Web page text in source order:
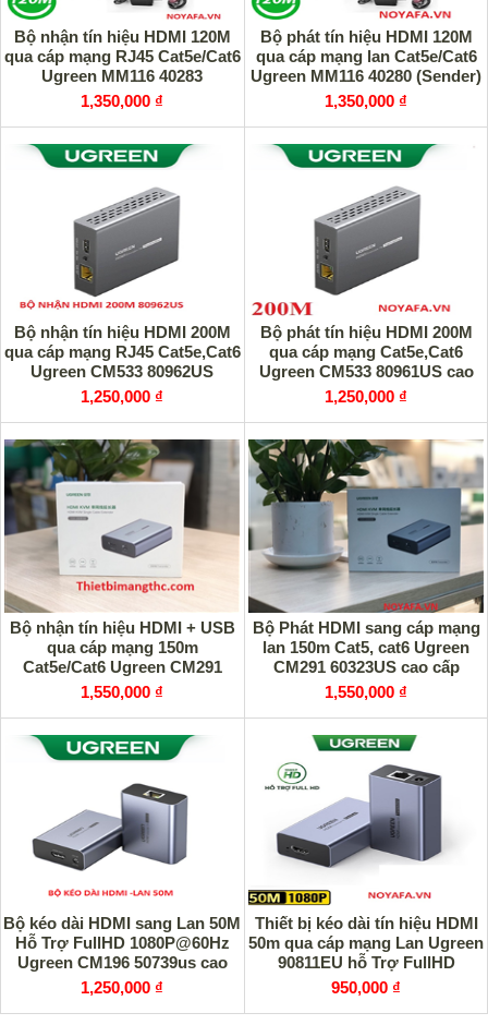
Bộ nhận tín hiệu HDMI 120M
qua cáp mạng RJ45 Cat5e/Cat6
Ugreen MM116 40283
(Receiver) cao cấp
1,350,000 ₫
Bộ phát tín hiệu HDMI 120M
qua cáp mạng lan Cat5e/Cat6
Ugreen MM116 40280 (Sender)
cao cấp
1,350,000 ₫
Bộ nhận tín hiệu HDMI 200M
qua cáp mạng RJ45 Cat5e,Cat6
Ugreen CM533 80962US
(Receiver) cao cấp
1,250,000 ₫
Bộ phát tín hiệu HDMI 200M
qua cáp mạng Cat5e,Cat6
Ugreen CM533 80961US cao
cấp
1,250,000 ₫
Bộ nhận tín hiệu HDMI + USB
qua cáp mạng 150m
Cat5e/Cat6 Ugreen CM291
70438US (RX) cao cấp
1,550,000 ₫
Bộ Phát HDMI sang cáp mạng
lan 150m Cat5, cat6 Ugreen
CM291 60323US cao cấp
1,550,000 ₫
Bộ kéo dài HDMI sang Lan 50M
Hỗ Trợ FullHD 1080P@60Hz
Ugreen CM196 50739us cao
cấp
1,250,000 ₫
Thiết bị kéo dài tín hiệu HDMI
50m qua cáp mạng Lan Ugreen
90811EU hỗ Trợ FullHD
1080P@60Hz cao cấp
950,000 ₫